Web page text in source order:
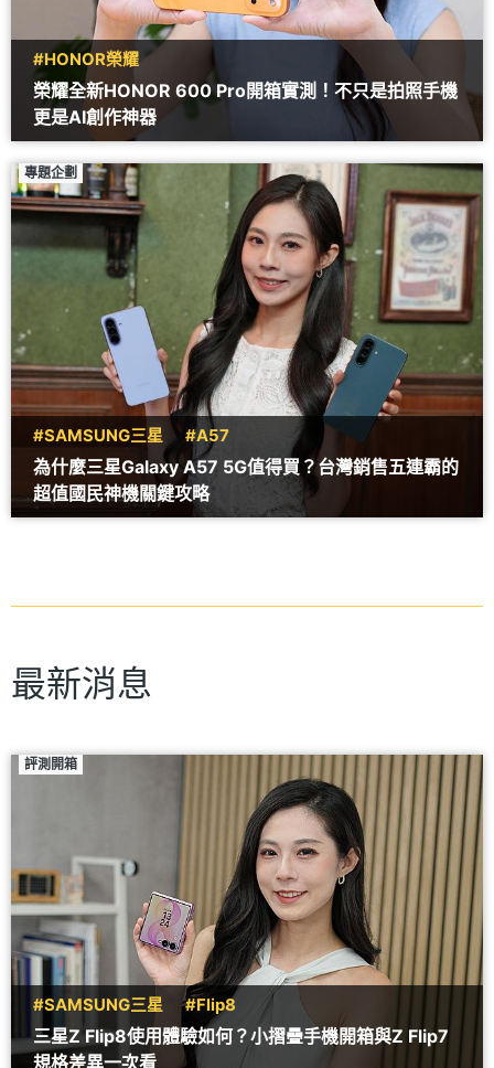
#HONOR榮耀
榮耀全新HONOR 600 Pro開箱實測！不只是拍照手機
更是AI創作神器
專題企劃
#SAMSUNG三星 #A57
為什麼三星Galaxy A57 5G值得買？台灣銷售五連霸的
超值國民神機關鍵攻略
最新消息
評測開箱
#SAMSUNG三星 #Flip8
三星Z Flip8使用體驗如何？小摺疊手機開箱與Z Flip7
規格差異一次看